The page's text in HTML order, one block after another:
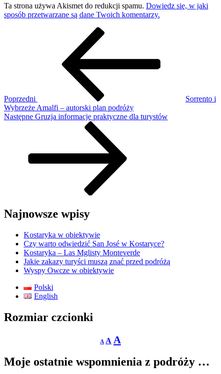
Ta strona używa Akismet do redukcji spamu. Dowiedz się, w jaki
sposób przetwarzane są dane Twoich komentarzy.
Poprzedni
Sorrento i
Wybrzeże Amalfi – autorski plan podróży
Następny
Następne Gruzja informacje praktyczne dla turystów
Najnowsze wpisy
Kostaryka w obiektywie
Czy warto odwiedzić San José w Kostaryce?
Kostaryka – Las Mglisty Monteverde
Jakie zakazy turyści muszą znać przed podróżą
Wyspy Owcze w obiektywie
Polski
English
Rozmiar czcionki
A
Decrease
font
A Reset
font
size.
A
size.
Moje ostatnie wspomnienia z podróży …